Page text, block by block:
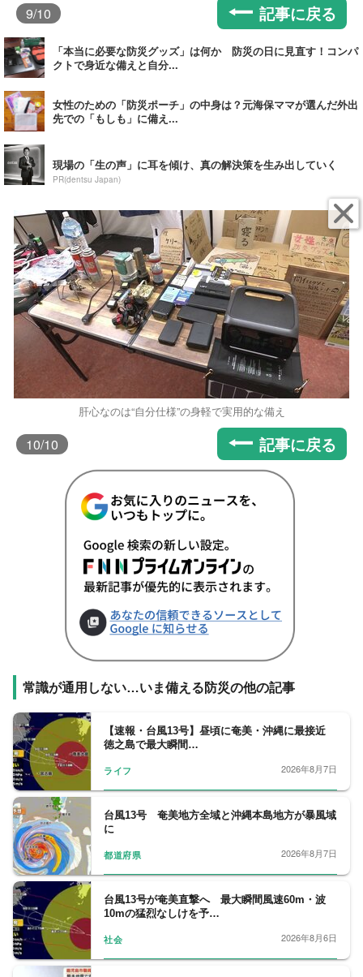
9/10 記事に戻る
「本当に必要な防災グッズ」は何か 防災の日に見直す！コンパ
クトで身近な備えと自分...
女性のための「防災ポーチ」の中身は？元海保ママが選んだ外出
先での「もしも」に備え...
現場の「生の声」に耳を傾け、真の解決策を生み出していく
PR(dentsu Japan)
肝心なのは“自分仕様”の身軽で実用的な備え
10/10 記事に戻る
常識が通用しない…いま備える防災の他の記事
【速報・台風13号】昼頃に奄美・沖縄に最接近
徳之島で最大瞬間…
ライフ 2026年8月7日
台風13号 奄美地方全域と沖縄本島地方が暴風域
に
都道府県 2026年8月7日
台風13号が奄美直撃へ 最大瞬間風速60m・波
10mの猛烈なしけを予…
社会 2026年8月6日